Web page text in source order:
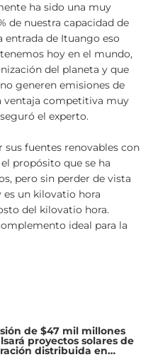
ha sido una muy
de nuestra capacidad de
entrada de Ituango eso
hoy en el mundo,
del planeta y que
generen emisiones de
ventaja competitiva muy
el experto.
fuentes renovables con
propósito que se ha
pero sin perder de vista
es un kilovatio hora
del kilovatio hora.
ideal para la
de $47 mil millones
proyectos solares de
distribuida en